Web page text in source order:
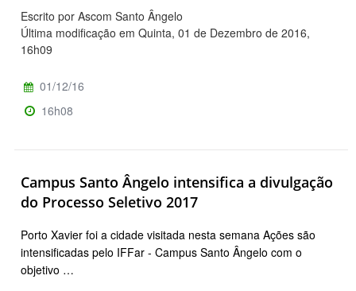
Escrito por Ascom Santo Ângelo
Última modificação em Quinta, 01 de Dezembro de 2016,
16h09
01/12/16
16h08
Campus Santo Ângelo intensifica a divulgação
do Processo Seletivo 2017
Porto Xavier foi a cidade visitada nesta semana Ações são
intensificadas pelo IFFar - Campus Santo Ângelo com o
objetivo …